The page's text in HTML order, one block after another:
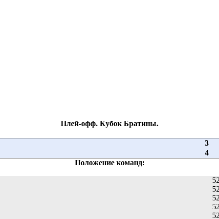
Плей-офф. Кубок Братины.
3
4
Положение команд:
52
52
52
52
52